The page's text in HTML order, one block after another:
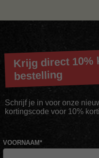
Krijg direct 10%
bestelling
Schrijf je in voor onze
kortingscode voor 10%
VOORNAAM*